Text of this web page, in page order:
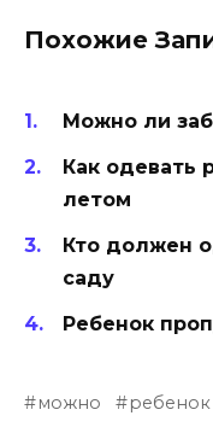
Похожие
Можно ли
Как одевать
летом
Кто должен
саду
Ребенок
можно ребенок